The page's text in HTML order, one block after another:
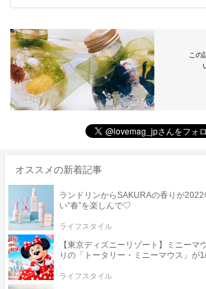
この
オススメの新着記事
ランドリンからSAKURAの香りが
い“春”を楽しんで♡
ライフスタイル
【東京ディズニーリゾート】ミニーマ
りの「トータリー・ミニーマウス」が
ライフスタイル